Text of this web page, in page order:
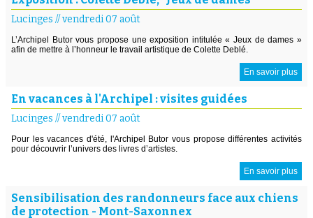
Lucinges //vendredi 07 août
L’Archipel Butor vous propose une exposition intitulée « Jeux de dames »
afin de mettre à l’honneur le travail artistique de Colette Deblé.
En savoir plus
En vacances à l'Archipel : visites guidées
Lucinges //vendredi 07 août
Pour les vacances d'été, l'Archipel Butor vous propose différentes activités
pour découvrir l’univers des livres d’artistes.
En savoir plus
Sensibilisation des randonneurs face aux chiens
de protection - Mont-Saxonnex